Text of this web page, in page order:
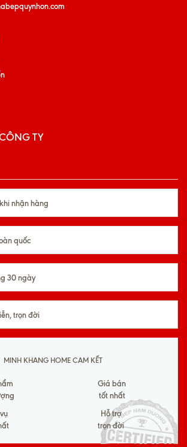
TY
nhận hàng
quốc
30 ngày
trọn đời
MINH KHANG HOME CAM KẾT
Giá bán
tốt nhất
Hỗ trợ
trọn đời